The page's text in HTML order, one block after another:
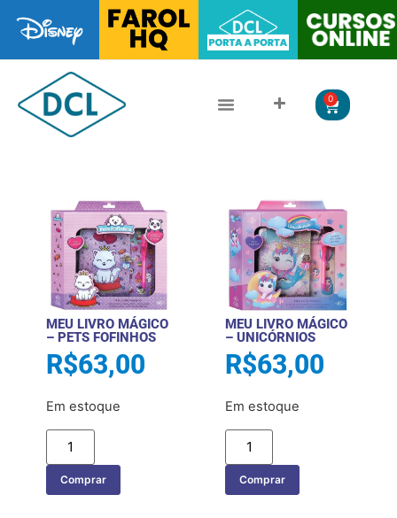
0
MEU LIVRO MÁGICO
– PETS FOFINHOS
R$63,00
Em estoque
Comprar
MEU LIVRO MÁGICO
– UNICÓRNIOS
R$63,00
Em estoque
Comprar